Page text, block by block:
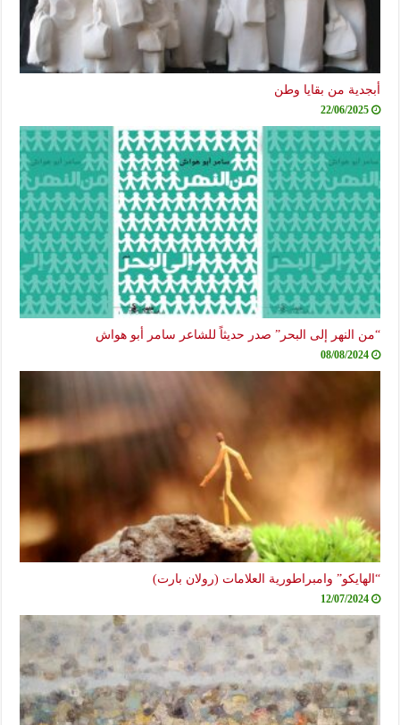
أبجدية من بقايا وطن
22/06/2025
“من النهر إلى البحر” صدر حديثاً للشاعر سامر أبو هواش
08/08/2024
“الهايكو” وامبراطورية العلامات (رولان بارت)
12/07/2024